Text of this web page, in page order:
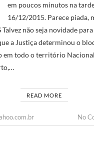
em poucos minutos na
16/12/2015. Parece piada,
Talvez não seja novidade para
a Justiça determinou o
em todo o território
READ MORE
No